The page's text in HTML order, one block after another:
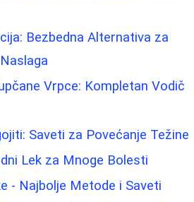
Bezbedna Alternativa za
Vrpce: Kompletan Vodič
Saveti za Povećanje Težine
Lek za Mnoge Bolesti
- Najbolje Metode i Saveti